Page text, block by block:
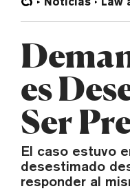
es
Ser
El caso estuvo
desestimado
responder al